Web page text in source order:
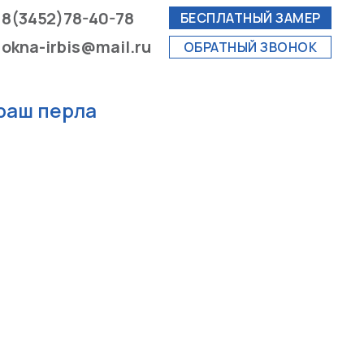
8(3452)78-40-78
okna-irbis@mail.ru
БЕСПЛАТНЫЙ ЗАМЕР
ОБРАТНЫЙ ЗВОНОК
перла